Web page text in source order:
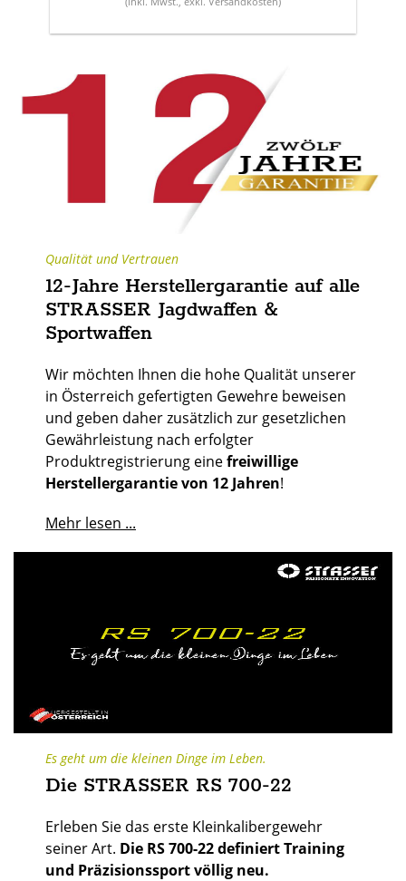
Qualität und Vertrauen
12-Jahre Herstellergarantie auf alle
STRASSER Jagdwaffen &
Sportwaffen
Wir möchten Ihnen die hohe Qualität unserer
in Österreich gefertigten Gewehre beweisen
und geben daher zusätzlich zur gesetzlichen
Gewährleistung nach erfolgter
Produktregistrierung einefreiwillige
Herstellergarantie von 12 Jahren!
Mehr lesen ...
Es geht um die kleinen Dinge im Leben.
Die STRASSER RS 700-22
Erleben Sie das erste Kleinkalibergewehr
seiner Art. Die RS 700-22 definiert Training
und Präzisionssport völlig neu.